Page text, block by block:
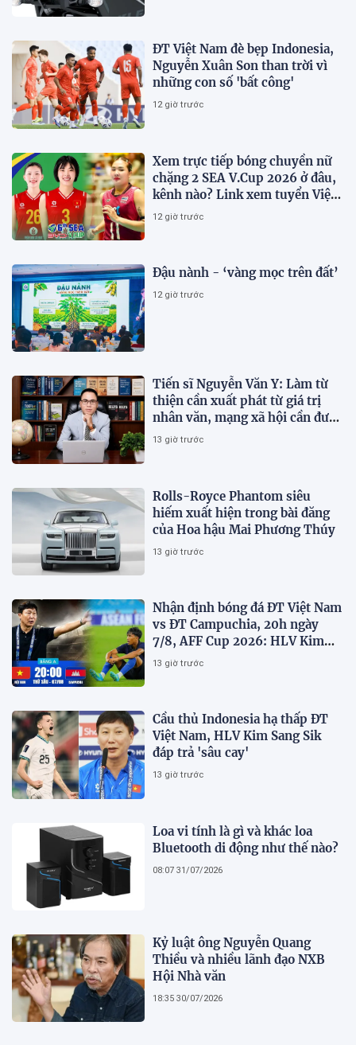
ĐT Việt Nam đè bẹp Indonesia,
Nguyễn Xuân Son than trời vì
những con số 'bất công'
12 giờ trước
Xem trực tiếp bóng chuyền nữ
chặng 2 SEA V.Cup 2026 ở đâu,
kênh nào? Link xem tuyển Việt
Nam thi đấu
12 giờ trước
Đậu nành - ‘vàng mọc trên đất’
12 giờ trước
Tiến sĩ Nguyễn Văn Y: Làm từ
thiện cần xuất phát từ giá trị
nhân văn, mạng xã hội cần được
sử dụng bằng văn hóa và trách
13 giờ trước
Rolls-Royce Phantom siêu
hiếm xuất hiện trong bài đăng
của Hoa hậu Mai Phương Thúy
13 giờ trước
Nhận định bóng đá ĐT Việt Nam
vs ĐT Campuchia, 20h ngày
7/8, AFF Cup 2026: HLV Kim
Sang-sik tiết lộ kế hoạch nhân
13 giờ trước
Cầu thủ Indonesia hạ thấp ĐT
Việt Nam, HLV Kim Sang Sik
đáp trả 'sâu cay'
13 giờ trước
Loa vi tính là gì và khác loa
Bluetooth di động như thế nào?
08:07 31/07/2026
Kỷ luật ông Nguyễn Quang
Thiều và nhiều lãnh đạo NXB
Hội Nhà văn
18:35 30/07/2026